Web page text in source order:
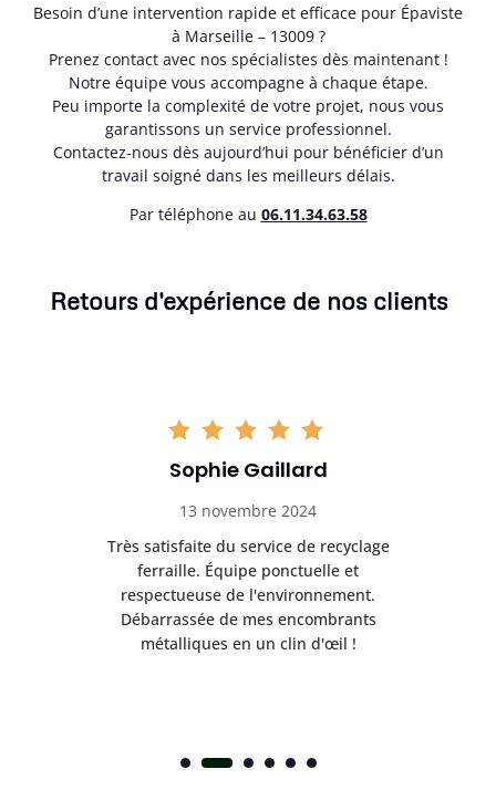
Besoin d’une intervention rapide et efficace pour Épaviste
à Marseille – 13009 ?
Prenez contact avec nos spécialistes dès maintenant !
Notre équipe vous accompagne à chaque étape.
Peu importe la complexité de votre projet, nous vous
garantissons un service professionnel.
Contactez-nous dès aujourd’hui pour bénéficier d’un
travail soigné dans les meilleurs délais.
Par téléphone au 06.11.34.63.58
Retours d'expérience de nos clients
Sophie Gaillard
13 novembre 2024
Très satisfaite du service de recyclage
ferraille. Équipe ponctuelle et
respectueuse de l'environnement.
Débarrassée de mes encombrants
métalliques en un clin d'œil !